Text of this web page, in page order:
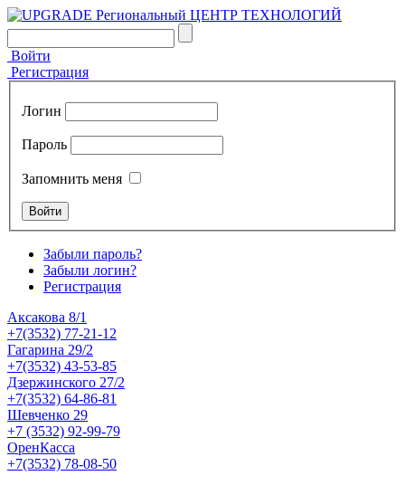
Войти
Регистрация
Логин
Пароль
Запомнить меня
Забыли пароль?
Забыли логин?
Регистрация
Аксакова 8/1
+7(3532) 77-21-12
Гагарина 29/2
+7(3532) 43-53-85
Дзержинского 27/2
+7(3532) 64-86-81
Шевченко 29
+7 (3532) 92-99-79
ОренКасса
+7(3532) 78-08-50